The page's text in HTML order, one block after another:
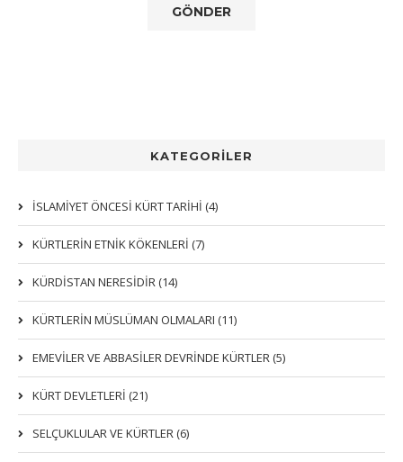
KATEGORİLER
İSLAMİYET ÖNCESİ KÜRT TARİHİ (4)
KÜRTLERIN ETNIK KÖKENLERI (7)
KÜRDİSTAN NERESİDİR (14)
KÜRTLERİN MÜSLÜMAN OLMALARI (11)
EMEVİLER VE ABBASİLER DEVRİNDE KÜRTLER (5)
KÜRT DEVLETLERİ (21)
SELÇUKLULAR VE KÜRTLER (6)